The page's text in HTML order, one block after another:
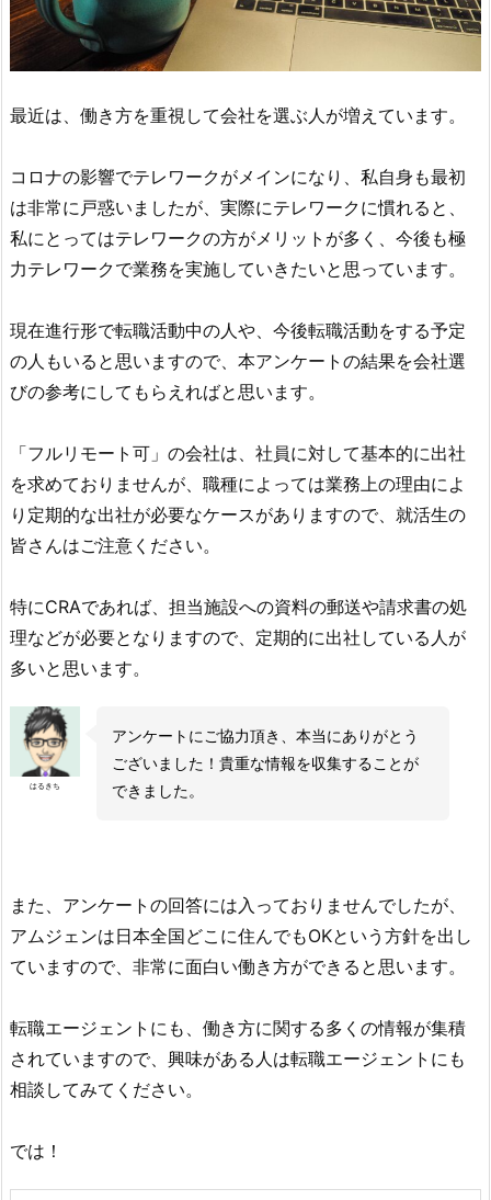
最近は、働き方を重視して会社を選ぶ人が増えています。
コロナの影響でテレワークがメインになり、私自身も最初
は非常に戸惑いましたが、実際にテレワークに慣れると、
私にとってはテレワークの方がメリットが多く、今後も極
力テレワークで業務を実施していきたいと思っています。
現在進行形で転職活動中の人や、今後転職活動をする予定
の人もいると思いますので、本アンケートの結果を会社選
びの参考にしてもらえればと思います。
「フルリモート可」の会社は、社員に対して基本的に出社
を求めておりませんが、職種によっては業務上の理由によ
り定期的な出社が必要なケースがありますので、就活生の
皆さんはご注意ください。
特にCRAであれば、担当施設への資料の郵送や請求書の処
理などが必要となりますので、定期的に出社している人が
多いと思います。
はるきち
アンケートにご協力頂き、本当にありがとう
ございました！貴重な情報を収集することが
できました。
また、アンケートの回答には入っておりませんでしたが、
アムジェンは日本全国どこに住んでもOKという方針を出し
ていますので、非常に面白い働き方ができると思います。
転職エージェントにも、働き方に関する多くの情報が集積
されていますので、興味がある人は転職エージェントにも
相談してみてください。
では！